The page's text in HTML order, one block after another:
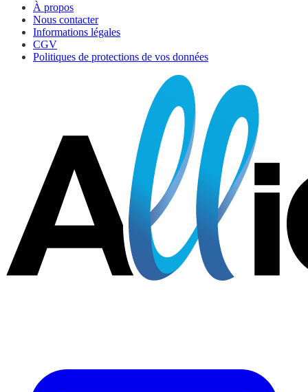
À propos
Nous contacter
Informations légales
CGV
Politiques de protections de vos données